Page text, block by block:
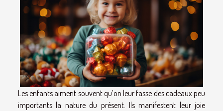
Les enfants aiment souvent qu’on leur fasse des cadeaux peu
importants la nature du présent. Ils manifestent leur joie